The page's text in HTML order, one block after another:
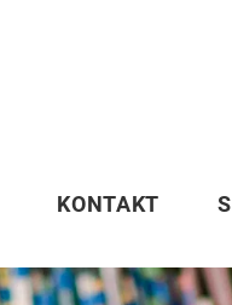
KONTAKT